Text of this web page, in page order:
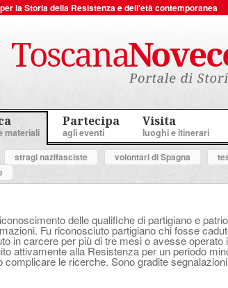
la Storia della Resistenza e dell'età contemporanea
materiali
Partecipa
agli eventi
Visita
luoghi e itinerari
stragi nazifasciste volontari di Spagna
delle qualifiche di partigiano e
Fu riconosciuto partigiano chi fosse
in carcere per più di tre mesi o avesse
attivamente alla Resistenza per un periodo
le ricerche. Sono gradite